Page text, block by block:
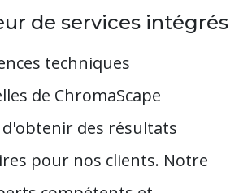
de services intégrés
techniques
de ChromaScape
des résultats
pour nos clients. Notre